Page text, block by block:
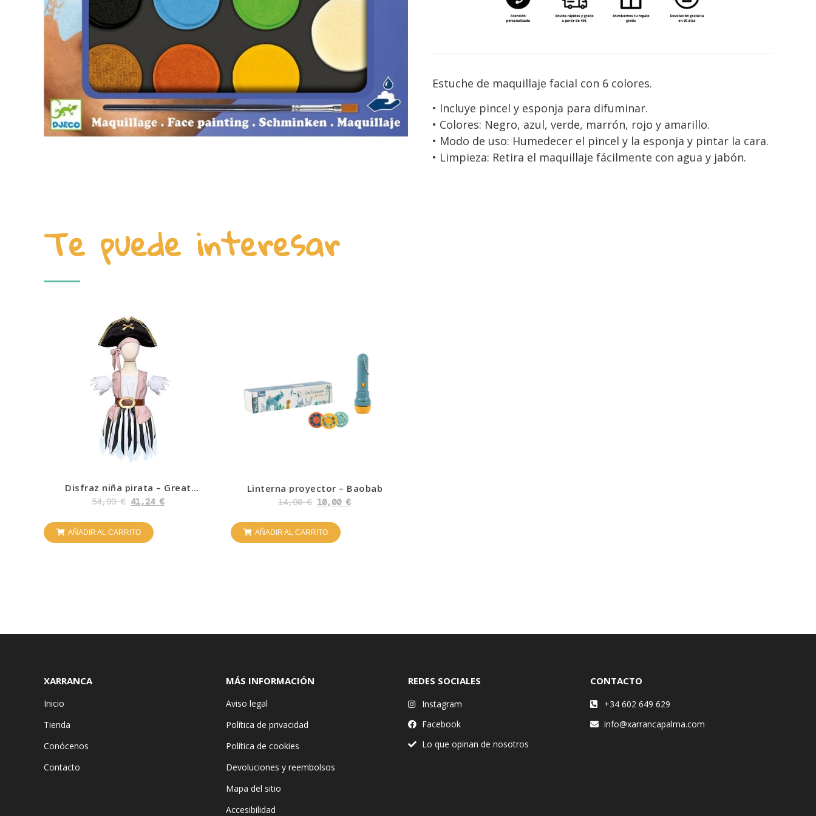
Estuche de maquillaje facial con 6 colores.
• Incluye pincel y esponja para difuminar.
• Colores: Negro, azul, verde, marrón, rojo y amarillo.
• Modo de uso: Humedecer el pincel y la esponja y pintar la cara.
• Limpieza: Retira el maquillaje fácilmente con agua y jabón.
Te puede interesar
Disfraz niña pirata – Great
Pretenders
54,99€ 41,24 €
AÑADIR AL CARRITO
Linterna proyector – Baobab
14,90€ 10,00€
AÑADIR AL CARRITO
XARRANCA
Inicio
Tienda
Conócenos
Contacto
MÁS INFORMACIÓN
Aviso legal
Política de privacidad
Política de cookies
Devoluciones y reembolsos
Mapa del sitio
Accesibilidad
REDES SOCIALES
Instagram
Facebook
Lo que opinan de nosotros
CONTACTO
+34 602 649 629
info@xarrancapalma.com